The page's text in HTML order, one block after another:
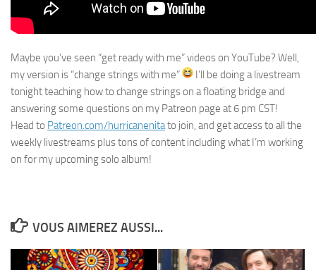
Maybe you’ve seen “get ready with me” videos on YouTube? Well,
my version is “change strings with me”
I’ll be doing a livestream
tonight teaching how to change strings on a floating bridge and
answering some questions on my Patreon page at 6 pm CST!
Head to Patreon.com/hurricanenitato join, and get access to all the
weekly livestreams plus tons of content including what I’m working
on for my upcoming solo album!
VOUS AIMEREZ AUSSI...